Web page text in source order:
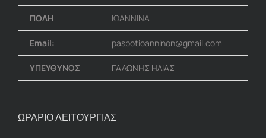
ΠΟΛΗ ΙΩΑΝΝΙΝΑ
Email: paspotioanninon@gmail.com
ΥΠΕΥΘΥΝΟΣ ΓΑΛΩΝΗΣ ΗΛΙΑΣ
ΩΡΑΡΙΟ ΛΕΙΤΟΥΡΓΙΑΣ